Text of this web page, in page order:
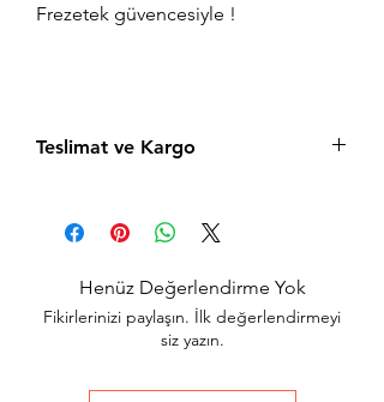
Frezetek güvencesiyle !
Teslimat ve Kargo
siparişler aynı gün içerisinde kargolanır.
Acil siparişlerinizde, İstanbul Avrupa
hızlı teslimat seçeneğimiz bulunmaktadır,
sepet sayfasında teslimat seçimini
Henüz Değerlendirme Yok
Fikirlerinizi paylaşın. İlk değerlendirmeyi
siz yazın.